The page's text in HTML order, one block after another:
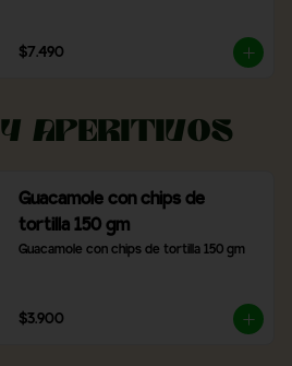
$7.490
Aperitivos
Guacamole con chips de
tortilla 150 gm
Guacamole con chips de tortilla 150 gm
$3.900